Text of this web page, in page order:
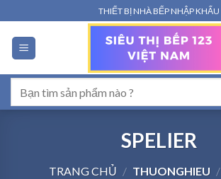
qua
nội
dung
THIẾT BỊ NHÀ BẾP NHẬP KHẨU
kiếm:
SPELIER
TRANG CHỦ / THUONGHIEU /